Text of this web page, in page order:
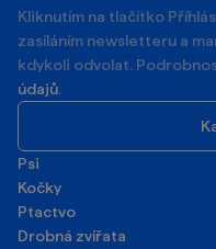
Kliknutím na tlačítko
zasíláním newsletteru a
kdykoli odvolat.
údajů.
Psi
Kočky
Ptactvo
Drobná zvířata